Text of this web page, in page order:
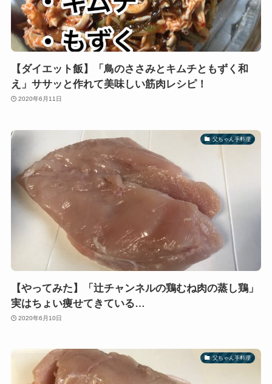
【ダイエット飯】「鳥のささみとキムチともずく和
え」ササッと作れて美味しい筋肉レシピ！
2020年6月11日
父ちゃん手料理
【やってみた】「辻チャンネルの鶏むね肉の蒸し鶏」
実はちょい痩せてきている…
2020年6月10日
父ちゃん手料理